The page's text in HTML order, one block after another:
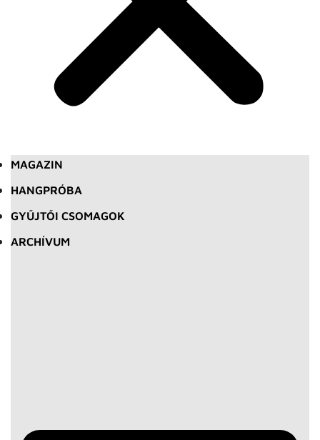
MAGAZIN
HANGPRÓBA
GYŰJTŐI CSOMAGOK
ARCHÍVUM